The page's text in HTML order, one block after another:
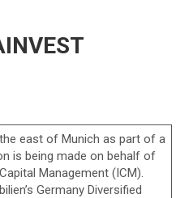
east of Munich as part of a
is being made on behalf of
Management (ICM).
Germany Diversified